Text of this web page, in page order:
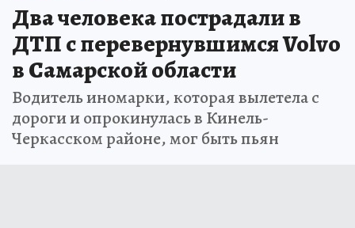
Два человека пострадали в
ДТП с перевернувшимся Volvo
в Самарской области
Водитель иномарки, которая вылетела с
дороги и опрокинулась в Кинель-
Черкасском районе, мог быть пьян